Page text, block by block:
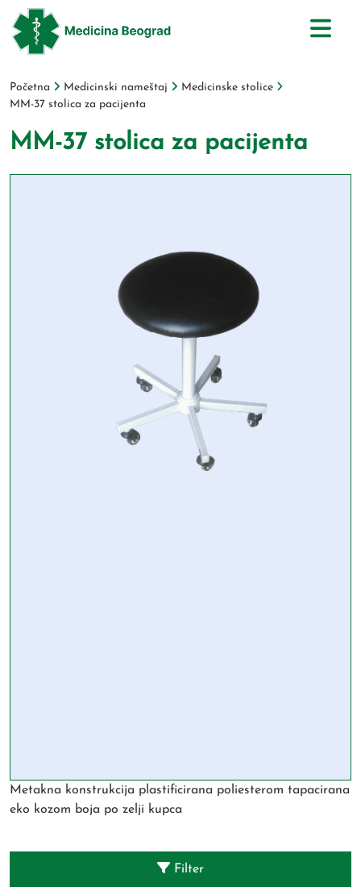
Početna Medicinski nameštaj
Medicinske stolice
MM-37 stolica za pacijenta
MM-37 stolica za pacijenta
Metakna konstrukcija plastificirana poliesterom tapacirana
eko kozom boja po zelji kupca
Filter